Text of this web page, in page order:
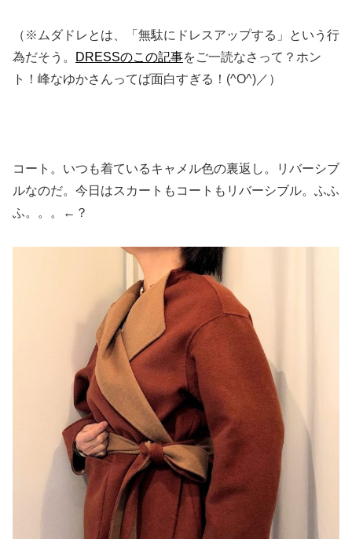
（※ムダドレとは、「無駄にドレスアップする」という行
為だそう。
DRESSのこの記事をご一読なさって？ホン
ト！峰なゆかさんってば面白すぎる！(^O^)／）
コート。いつも着ているキャメル色の裏返し。リバーシブ
ルなのだ。今日はスカートもコートもリバーシブル。ふふ
ふ。。。←？